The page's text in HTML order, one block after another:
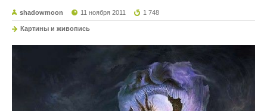
shadowmoon 11 ноября 2011 1 748
Картины и живопись